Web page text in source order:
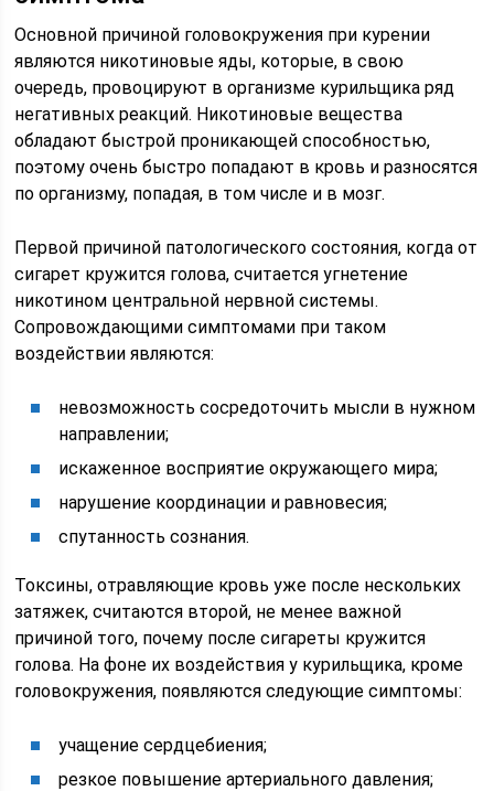
Основной причиной головокружения при курении
являются никотиновые яды, которые, в свою
очередь, провоцируют в организме курильщика ряд
негативных реакций. Никотиновые вещества
обладают быстрой проникающей способностью,
поэтому очень быстро попадают в кровь и разносятся
по организму, попадая, в том числе и в мозг.
Первой причиной патологического состояния, когда от
сигарет кружится голова, считается угнетение
никотином центральной нервной системы.
Сопровождающими симптомами при таком
воздействии являются:
невозможность сосредоточить мысли в нужном
направлении;
искаженное восприятие окружающего мира;
нарушение координации и равновесия;
спутанность сознания.
Токсины, отравляющие кровь уже после нескольких
затяжек, считаются второй, не менее важной
причиной того, почему после сигареты кружится
голова. На фоне их воздействия у курильщика, кроме
головокружения, появляются следующие симптомы:
учащение сердцебиения;
резкое повышение артериального давления;